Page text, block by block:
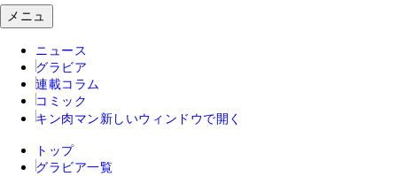
メニュ
ニュース
グラビア
連載コラム
コミック
キン肉マン 新しいウィンドウで開く
トップ
グラビア一覧